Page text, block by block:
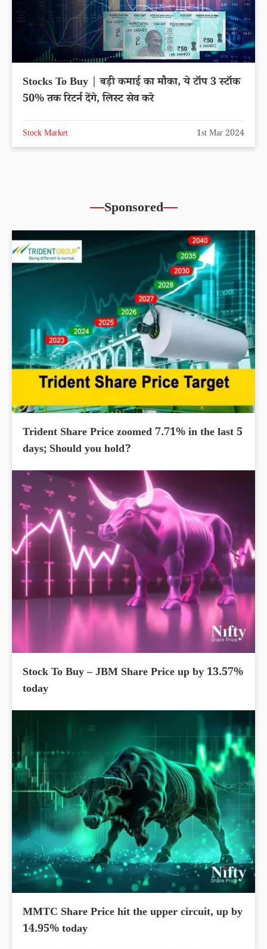
Stocks To Buy | बड़ी कमाई का मौका, ये टॉप 3 स्टॉक
50% तक रिटर्न देंगे, लिस्ट सेव करे
Stock Market 1st Mar 2024
Sponsored
Trident Share Price zoomed 7.71% in the last 5
days; Should you hold?
Stock To Buy – JBM Share Price up by 13.57%
today
MMTC Share Price hit the upper circuit, up by
14.95% today